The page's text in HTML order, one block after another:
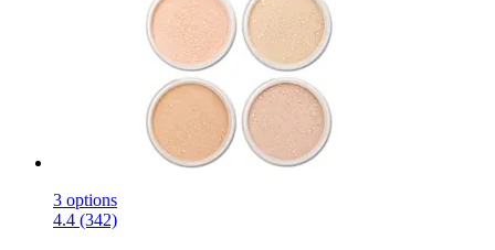
3 options
4.4 (342)